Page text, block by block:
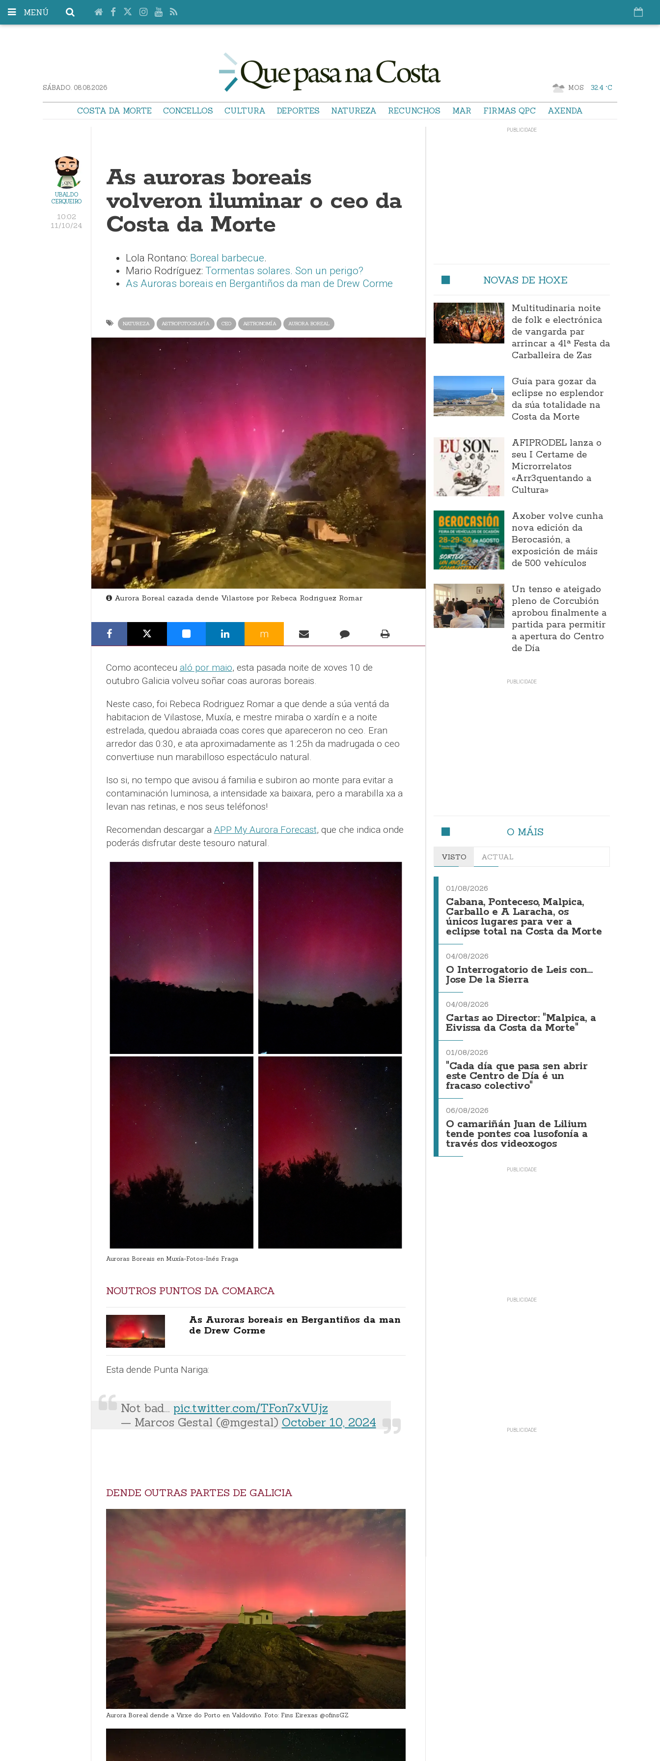
MENÚ
SÁBADO. 08.08.2026 MOS 32.4 °C
COSTA DA MORTE CONCELLOS CULTURA DEPORTES NATUREZA RECUNCHOS MAR FIRMAS QPC AXENDA
UBALDO
CERQUEIRO
10:02
11/10/24
As auroras boreais
volveron iluminar o ceo da
Costa da Morte
Lola Rontano: Boreal barbecue.
Mario Rodríguez: Tormentas solares. Son un perigo?
As Auroras boreais en Bergantiños da man de Drew Corme
NATUREZA ASTROFOTOGRAFÍA CEO ASTRONOMÍA AURORA BOREAL
Aurora Boreal cazada dende Vilastose por Rebeca Rodriguez Romar
m
Como aconteceu aló por maio, esta pasada noite de xoves 10 de
outubro Galicia volveu soñar coas auroras boreais.
Neste caso, foi Rebeca Rodriguez Romar a que dende a súa ventá da
habitacion de Vilastose, Muxía, e mestre miraba o xardín e a noite
estrelada, quedou abraiada coas cores que apareceron no ceo. Eran
arredor das 0:30, e ata aproximadamente as 1:25h da madrugada o ceo
convertiuse nun marabilloso espectáculo natural.
Iso si, no tempo que avisou á familia e subiron ao monte para evitar a
contaminación luminosa, a intensidade xa baixara, pero a marabilla xa a
levan nas retinas, e nos seus teléfonos!
Recomendan descargar a APP My Aurora Forecast, que che indica onde
poderás disfrutar deste tesouro natural.
Auroras Boreais en Muxía-Fotos-Inés Fraga
NOUTROS PUNTOS DA COMARCA
As Auroras boreais en Bergantiños da man
de Drew Corme
Esta dende Punta Nariga:
Not bad... pic.twitter.com/TFon7xVUjz
— Marcos Gestal (@mgestal) October 10, 2024
DENDE OUTRAS PARTES DE GALICIA
Aurora Boreal dende a Virxe do Porto en Valdoviño. Foto: Fins Eirexas @ofinsGZ
NOVAS DE HOXE
Multitudinaria noite
de folk e electrónica
de vangarda par
arrincar a 41ª Festa da
Carballeira de Zas
Guía para gozar da
eclipse no esplendor
da súa totalidade na
Costa da Morte
AFIPRODEL lanza o
seu I Certame de
Microrrelatos
«Arr3quentando a
Cultura»
Axober volve cunha
nova edición da
Berocasión, a
exposición de máis
de 500 vehículos
Un tenso e ateigado
pleno de Corcubión
aprobou finalmente a
partida para permitir
a apertura do Centro
de Día
O MÁIS
VISTO ACTUAL
01/08/2026
Cabana, Ponteceso, Malpica,
Carballo e A Laracha, os
únicos lugares para ver a
eclipse total na Costa da Morte
04/08/2026
O Interrogatorio de Leis con...
Jose De la Sierra
04/08/2026
Cartas ao Director: "Malpica, a
Eivissa da Costa da Morte"
01/08/2026
"Cada día que pasa sen abrir
este Centro de Día é un
fracaso colectivo"
06/08/2026
O camariñán Juan de Lilium
tende pontes coa lusofonía a
través dos videoxogos